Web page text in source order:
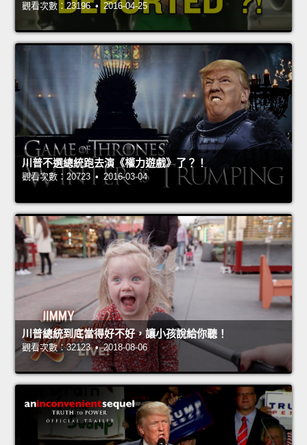
觀看次數：23196 • 2016-04-25
川普不選總統跑去演《權力遊戲》了？！
觀看次數：20723 • 2016-03-04
川普總統到底當得好不好，讓小孩說給你聽！
觀看次數：32123 • 2018-08-06